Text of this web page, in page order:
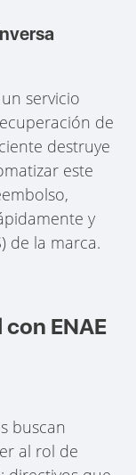
servicio
de
destruye
este
y
de la marca.
ENAE
buscan
al rol de